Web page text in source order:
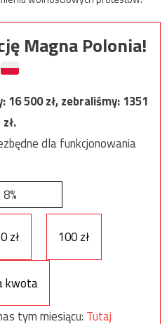
Magna Polonia!
16 500zł, zebraliśmy:1351
zł.
dla funkcjonowania
8%
zł 100 zł
kwota
tym miesiącu: Tutaj